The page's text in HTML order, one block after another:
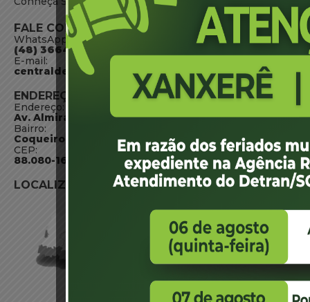
FALE CONOSCO
WhatsApp:
(48) 3664-1800
E-mail:
centraldeinformacoes@detran.sc.gov.br
ENDEREÇO
Endereço:
Av. Almirante Tamandaré - 480
Bairro:
Coqueiros, Florianópolis SC
CEP:
88.080-160
LOCALIZAÇÃO